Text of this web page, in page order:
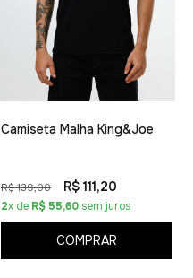
Camiseta Malha King&Joe
R$ 139,00 R$ 111,20
2x de R$ 55,60 sem juros
COMPRAR